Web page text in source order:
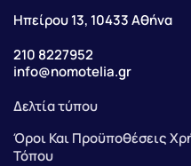
Ηπείρου 13, 10433 Αθήνα
210 8227952
info@nomotelia.gr
Δελτία τύπου
Όροι Και Προϋποθέσεις
Τόπου